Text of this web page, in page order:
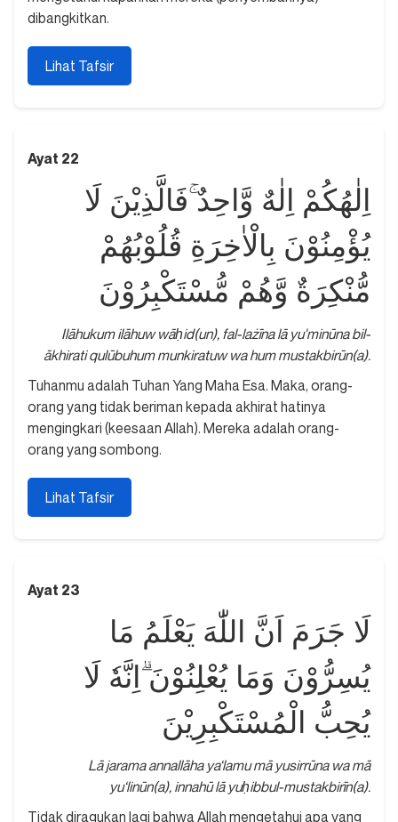
dibangkitkan.
Lihat Tafsir
Ayat 22
اِلٰهُكُمْ اِلٰهٌ وَّاحِدٌ ۚفَالَّذِيْنَ لَا
يُؤْمِنُوْنَ بِالْاٰخِرَةِ قُلُوْبُهُمْ
مُّنْكِرَةٌ وَّهُمْ مُّسْتَكْبِرُوْنَ
Ilāhukum ilāhuw wāḥid(un), fal-lażīna lā yu'minūna bil-
ākhirati qulūbuhum munkiratuw wa hum mustakbirūn(a).
Tuhanmu adalah Tuhan Yang Maha Esa. Maka, orang-
orang yang tidak beriman kepada akhirat hatinya
mengingkari (keesaan Allah). Mereka adalah orang-
orang yang sombong.
Lihat Tafsir
Ayat 23
لَا جَرَمَ اَنَّ اللّٰهَ يَعْلَمُ مَا
يُسِرُّوْنَ وَمَا يُعْلِنُوْنَ ۗاِنَّهٗ لَا
يُحِبُّ الْمُسْتَكْبِرِيْنَ
Lā jarama annallāha ya‘lamu mā yusirrūna wa mā
yu‘linūn(a), innahū lā yuḥibbul-mustakbirīn(a).
Tidak diragukan lagi bahwa Allah mengetahui apa yang